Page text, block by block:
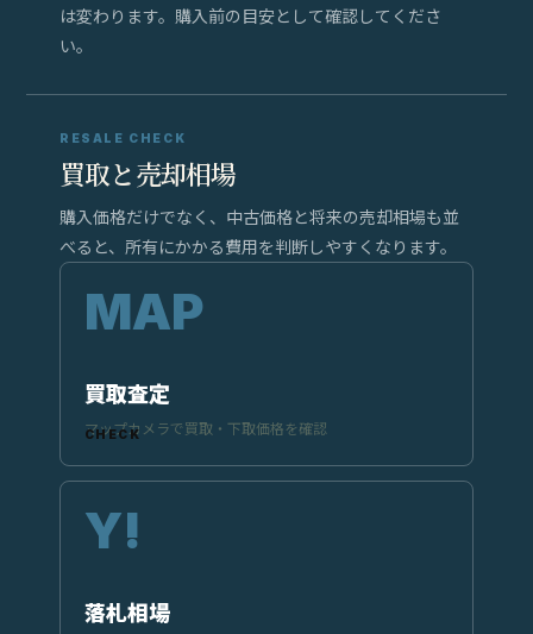
は変わります。購入前の目安として確認してくださ
い。
RESALE CHECK
買取と売却相場
購入価格だけでなく、中古価格と将来の売却相場も並
べると、所有にかかる費用を判断しやすくなります。
買取査定
マップカメラで買取・下取価格を確認
落札相場